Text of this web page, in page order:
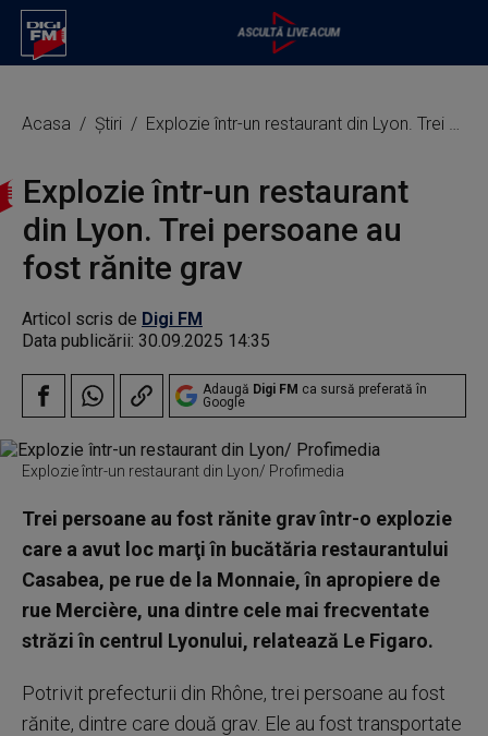
Acasa Știri Explozie într-un restaurant din Lyon. Trei persoane au fost rănite grav
Explozie într-un restaurant
din Lyon. Trei persoane au
fost rănite grav
Articol scris de Digi FM
Data publicării: 30.09.2025 14:35
Adaugă Digi FM ca sursă preferată în
Google
Explozie într-un restaurant din Lyon/ Profimedia
Trei persoane au fost rănite grav într-o explozie
care a avut loc marţi în bucătăria restaurantului
Casabea, pe rue de la Monnaie, în apropiere de
rue Mercière, una dintre cele mai frecventate
străzi în centrul Lyonului, relatează Le Figaro.
Potrivit prefecturii din Rhône, trei persoane au fost
rănite, dintre care două grav. Ele au fost transportate